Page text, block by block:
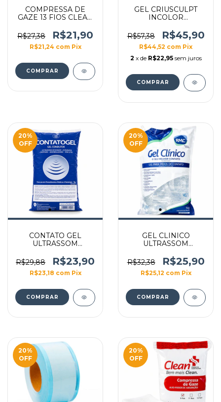
COMPRESSA DE
GAZE 13 FIOS CLEAN
R$27,38
R$21,90
R$21,24 com Pix
GEL CRIUSCULPT
INCOLOR
560G
R$57,38 R$45,90
R$44,52 com Pix
2 x de R$22,95 sem juros
20%
OFF
CONTATO GEL
ULTRASSOM
R$29,88
R$23,90
R$23,18 com Pix
20%
OFF
GEL CLINICO
ULTRASSOM
R$32,38
R$25,90
R$25,12 com Pix
20%
OFF
20%
OFF